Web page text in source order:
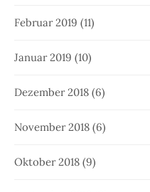
Februar 2019 (11)
Januar 2019 (10)
Dezember 2018 (6)
November 2018 (6)
Oktober 2018 (9)